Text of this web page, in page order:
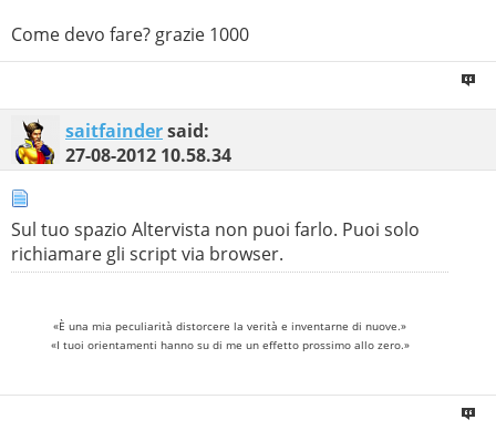
Come devo fare? grazie 1000
saitfaindersaid:
27-08-2012 10.58.34
Sul tuo spazio Altervista non puoi farlo. Puoi solo
richiamare gli script via browser.
«È una mia peculiarità distorcere la verità e inventarne di nuove.»
«I tuoi orientamenti hanno su di me un effetto prossimo allo zero.»